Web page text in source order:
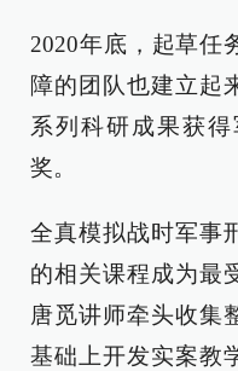
2020年底，起草任
障的团队也建立起
系列科研成果获
奖。
全真模拟战时军事
的相关课程成为最
唐觅讲师牵头收集
基础上开发实案教